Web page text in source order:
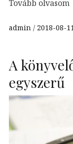
Tovább olvasom
admin 2018-08-11
A
egyszerű